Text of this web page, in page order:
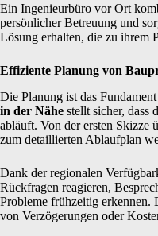
Ein Ingenieurbüro vor Ort
persönlicher Betreuung und
Lösung erhalten, die zu ihrem
Effiziente Planung von
Die Planung ist das
in der Nähe stellt sicher, dass
abläuft. Von der ersten Skizze
zum detaillierten Ablaufplan
Dank der regionalen
Rückfragen reagieren,
Probleme frühzeitig erkennen.
von Verzögerungen oder